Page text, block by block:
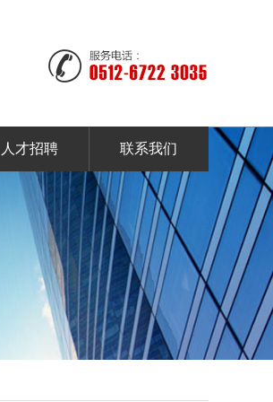
人才招聘 联系我们